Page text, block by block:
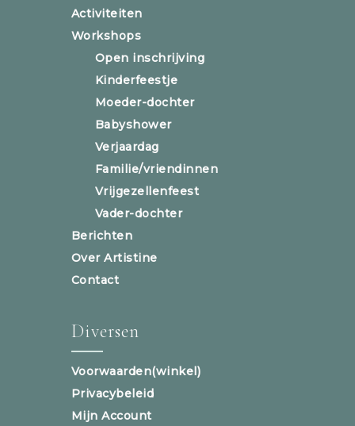
Activiteiten
Workshops
Open inschrijving
Kinderfeestje
Moeder-dochter
Babyshower
Verjaardag
Familie/vriendinnen
Vrijgezellenfeest
Vader-dochter
Berichten
Over Artistine
Contact
Diversen
Voorwaarden(winkel)
Privacybeleid
Mijn Account